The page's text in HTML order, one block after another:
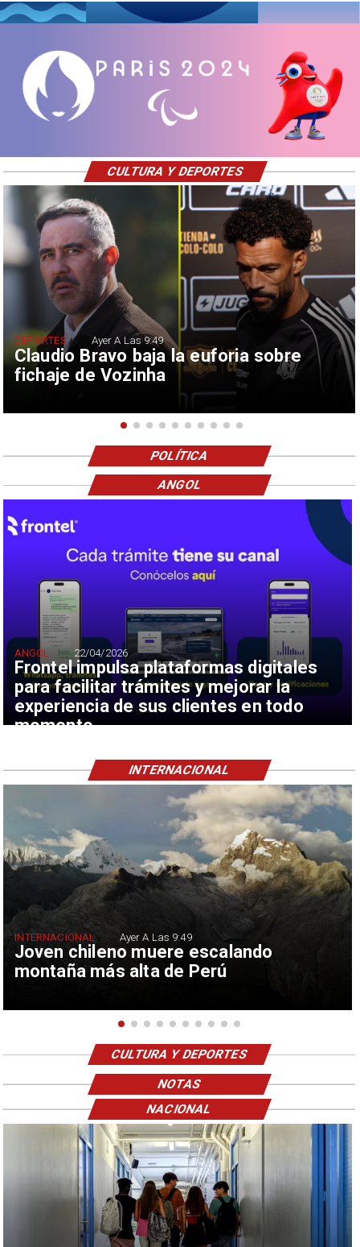
Claudio Bravo baja la euforia sobre
fichaje de Vozinha
DEPORTES Ayer A Las 9:49
CULTURA Y DEPORTES
POLÍTICA
Frontel impulsa plataformas digitales
para facilitar trámites y mejorar la
experiencia de sus clientes en todo
momento
ANGOL 22/04/2026
ANGOL
Joven chileno muere escalando
montaña más alta de Perú
INTERNACIONAL Ayer A Las 9:49
INTERNACIONAL
CULTURA Y DEPORTES
NOTAS
NACIONAL